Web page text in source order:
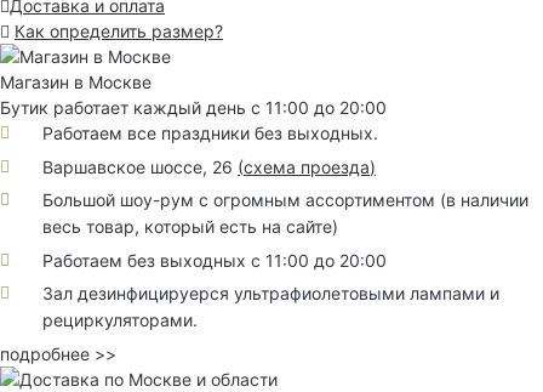
Доставка и оплата
Как определить размер?
Магазин в Москве
Бутик работает каждый день с 11:00 до 20:00
Работаем все праздники без выходных.
Варшавское шоссе, 26 (схема проезда)
Большой шоу-рум с огромным ассортиментом (в наличии
весь товар, который есть на сайте)
Работаем без выходных с 11:00 до 20:00
Зал дезинфицируерся ультрафиолетовыми лампами и
рециркуляторами.
подробнее >>